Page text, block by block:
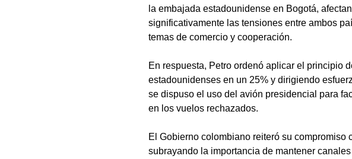
la embajada estadounidense en Bogotá,
significativamente las tensiones entre ambos
temas de comercio y cooperación.
En respuesta, Petro ordenó aplicar el principio
estadounidenses en un 25% y dirigiendo
se dispuso el uso del avión presidencial para
en los vuelos rechazados.
El Gobierno colombiano reiteró su
subrayando la importancia de mantener